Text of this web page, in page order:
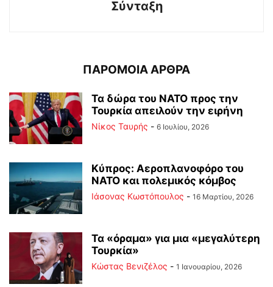
Σύνταξη
ΠΑΡΟΜΟΙΑ ΑΡΘΡΑ
Τα δώρα του ΝΑΤΟ προς την
Τουρκία απειλούν την ειρήνη
Νίκος Ταυρής - 6 Ιουλίου, 2026
Κύπρος: Αεροπλανοφόρο του
ΝΑΤΟ και πολεμικός κόμβος
Ιάσονας Κωστόπουλος - 16 Μαρτίου, 2026
Τα «όραμα» για μια «μεγαλύτερη
Τουρκία»
Κώστας Βενιζέλος - 1 Ιανουαρίου, 2026